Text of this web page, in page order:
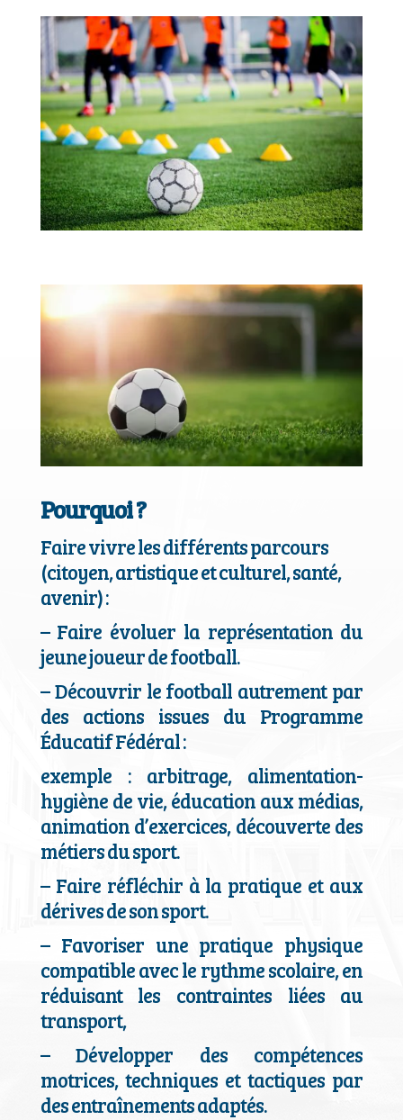
Pourquoi ?
Faire vivre les différents parcours
(citoyen, artistique et culturel, santé,
avenir) :
– Faire évoluer la représentation du
jeune joueur de football.
– Découvrir le football autrement par
des actions issues du Programme
Éducatif Fédéral :
exemple : arbitrage, alimentation-
hygiène de vie, éducation aux médias,
animation d’exercices, découverte des
métiers du sport.
– Faire réfléchir à la pratique et aux
dérives de son sport.
– Favoriser une pratique physique
compatible avec le rythme scolaire, en
réduisant les contraintes liées au
transport,
–
Développer des compétences
motrices, techniques et tactiques par
des entraînements adaptés.